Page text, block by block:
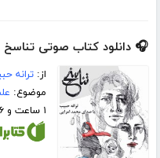
🎧 دانلود کتاب صوتی تناسخ
از:ترانه
موضوع:
۱ ساعت و ۱۶ دقیقه